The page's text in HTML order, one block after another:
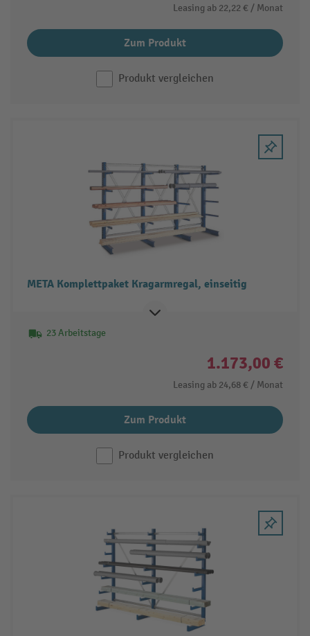
Leasing ab 22,22 € / Monat
Zum Produkt
Produkt vergleichen
META Komplettpaket Kragarmregal, einseitig
23 Arbeitstage
1.173,00 €
Leasing ab 24,68 € / Monat
Zum Produkt
Produkt vergleichen